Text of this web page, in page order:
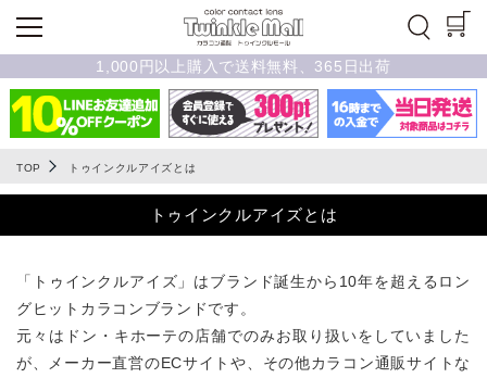
1,000円以上購入で送料無料、365日出荷
TOP トゥインクルアイズとは
トゥインクルアイズとは
「トゥインクルアイズ」はブランド誕生から10年を超えるロン
グヒットカラコンブランドです。
元々はドン・キホーテの店舗でのみお取り扱いをしていました
が、メーカー直営のECサイトや、その他カラコン通販サイトな